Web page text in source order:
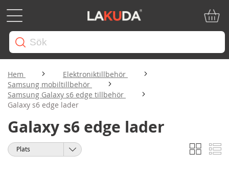
Hem
Elektroniktillbehör
Samsung mobiltillbehör
Samsung Galaxy s6 edge tillbehör
Galaxy s6 edge lader
Galaxy s6 edge lader
Visa
som
Rutnät
Sortera